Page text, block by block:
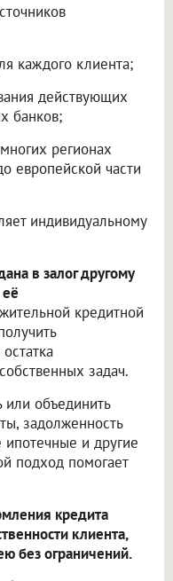
каждого клиента;
действующих
банков;
регионах
европейской части
индивидуальному
в залог другому
кредитной
задач.
или объединить
задолженность
и другие
подход помогает
кредита
клиента,
без ограничений.